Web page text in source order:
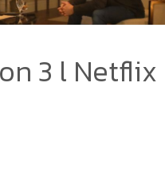
3 l Netflix